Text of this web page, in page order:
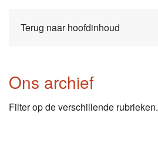
Terug naar hoofdinhoud
Ons archief
Filter op de verschillende rubrieken.